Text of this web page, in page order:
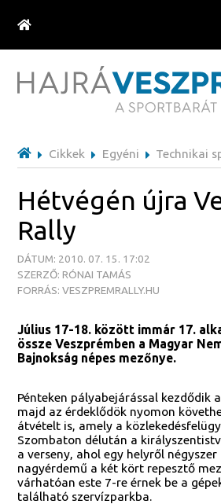
Cikkek Egyéni Technikai
Hétvégén újra
Rally
DÁTUM: 2010. 07. 15. 17:02
SZERZŐ: RÓNAI TAMÁS
FORRÁS: VESZPREMRALLY.HU
Július 17-18. között immár 17.
össze Veszprémben a Magyar
Bajnokság népes mezőnye.
Pénteken pályabejárással kezdődik
majd az érdeklődök nyomon
átvételt is, amely a
Szombaton délután a
a verseny, ahol egy helyről
nagyérdemű a két kört repesztő
várhatóan este 7-re érnek be a
található szervízparkba.